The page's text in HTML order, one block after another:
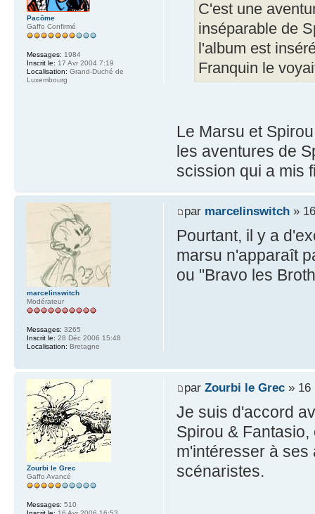
C'est une
inséparable de
l'album est
Franquin le
Le Marsu et
les aventures de
scission qui a mis
Pacôme
Gaffo Confirmé
Messages: 1984
Inscrit le: 17 Avr 2004 7:19
Localisation: Grand-Duché de
Luxembourg
par marcelinswitch»
Pourtant, il y a
marsu n'apparaît
ou "Bravo les
marcelinswitch
Modérateur
Messages: 3265
Inscrit le: 28 Déc 2006 15:48
Localisation: Bretagne
par Zourbi le Grec» 16
Je suis d'accord
Spirou &
m'intéresser à ses
scénaristes.
Zourbi le Grec
Gaffo Avancé
Messages: 510